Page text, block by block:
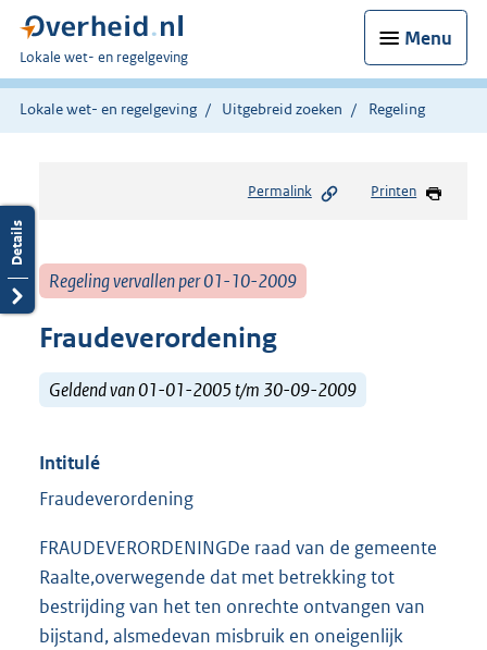
Menu
U
bent
hier:
Lokale wet- en regelgeving
Lokale wet- en regelgeving Uitgebreid zoeken Regeling
Permalink Printen
Regeling vervallen per 01-10-2009
Fraudeverordening
Geldend van 01-01-2005 t/m 30-09-2009
Intitulé
Fraudeverordening
FRAUDEVERORDENINGDe raad van de gemeente
Raalte,overwegende dat met betrekking tot
bestrijding van het ten onrechte ontvangen van
bijstand, alsmedevan misbruik en oneigenlijk